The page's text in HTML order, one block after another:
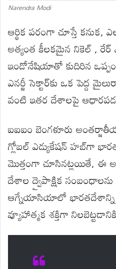
Narendra Modi
ఆర్థిక పరంగా చూస్తే
అత్యంత కీలకమైన నికెల్ , రేర్
ఇండోనేషియాతో కుదిరిన
ఎనర్జీ సెక్టార్‌కు ఒక పెద్ద
వంటి ఇతర దేశాలపై
ఐఐఐం బెంగళూరు
గ్లోబల్ ఎడ్యుకేషన్ హబ్‌గా
మొత్తంగా చూసినట్లయితే, ఈ
దేశాల ద్వైపాక్షిక
ఆగ్నేయాసియాలో భారతదేశాన్ని
వ్యూహాత్మక శక్తిగా